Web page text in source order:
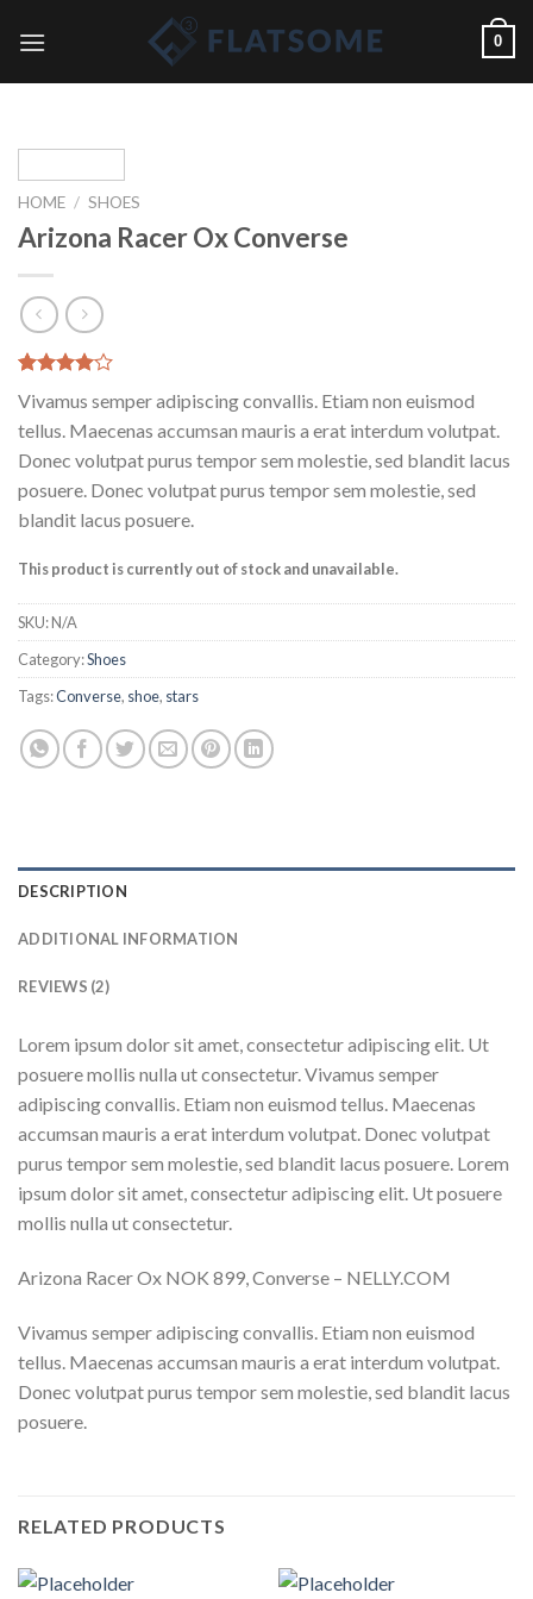
0
HOME / SHOES
Arizona Racer Ox Converse
Rated
4.00out
of 5
2
customer
ratings
Vivamus semper adipiscing convallis. Etiam non euismod
tellus. Maecenas accumsan mauris a erat interdum volutpat.
Donec volutpat purus tempor sem molestie, sed blandit lacus
posuere. Donec volutpat purus tempor sem molestie, sed
blandit lacus posuere.
This product is currently out of stock and unavailable.
SKU:N/A
Category:Shoes
Tags:Converse, shoe, stars
DESCRIPTION
ADDITIONAL INFORMATION
REVIEWS (2)
Lorem ipsum dolor sit amet, consectetur adipiscing elit. Ut
posuere mollis nulla ut consectetur. Vivamus semper
adipiscing convallis. Etiam non euismod tellus. Maecenas
accumsan mauris a erat interdum volutpat. Donec volutpat
purus tempor sem molestie, sed blandit lacus posuere. Lorem
ipsum dolor sit amet, consectetur adipiscing elit. Ut posuere
mollis nulla ut consectetur.
Arizona Racer Ox NOK 899, Converse – NELLY.COM
Vivamus semper adipiscing convallis. Etiam non euismod
tellus. Maecenas accumsan mauris a erat interdum volutpat.
Donec volutpat purus tempor sem molestie, sed blandit lacus
posuere.
RELATED PRODUCTS